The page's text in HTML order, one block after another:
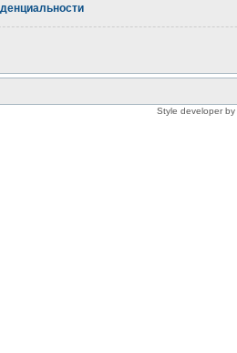
Style developer by